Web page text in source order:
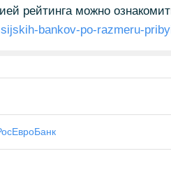
рейтинга можно
bankov-po-razmeru-